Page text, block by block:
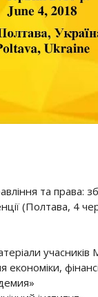
та права:
(Полтава, 4